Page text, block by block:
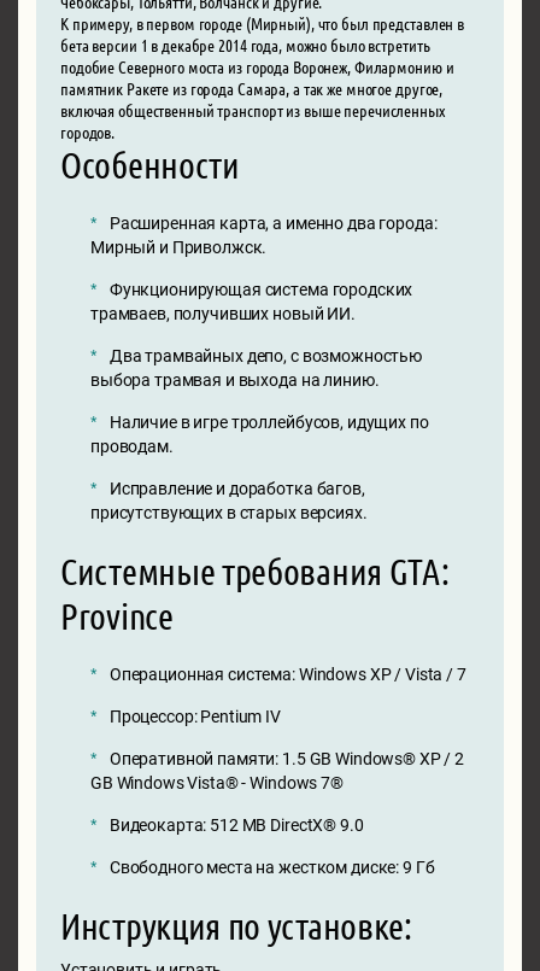
К примеру, в первом городе (Мирный), что был представлен в
бета версии 1 в декабре 2014 года, можно было встретить
подобие Северного моста из города Воронеж, Филармонию и
памятник Ракете из города Самара, а так же многое другое,
включая общественный транспорт из выше перечисленных
городов.
Особенности
Расширенная карта, а именно два города:
Мирный и Приволжск.
Функционирующая система городских
трамваев, получивших новый ИИ.
Два трамвайных депо, с возможностью
выбора трамвая и выхода на линию.
Наличие в игре троллейбусов, идущих по
проводам.
Исправление и доработка багов,
присутствующих в старых версиях.
Системные требования GTA:
Province
Операционная система: Windows XP / Vista / 7
Процессор: Pentium IV
Оперативной памяти: 1.5 GB Windows® XP / 2
GB Windows Vista® - Windows 7®
Видеокарта: 512 MB DirectX® 9.0
Свободного места на жестком диске: 9 Гб
Инструкция по установке: